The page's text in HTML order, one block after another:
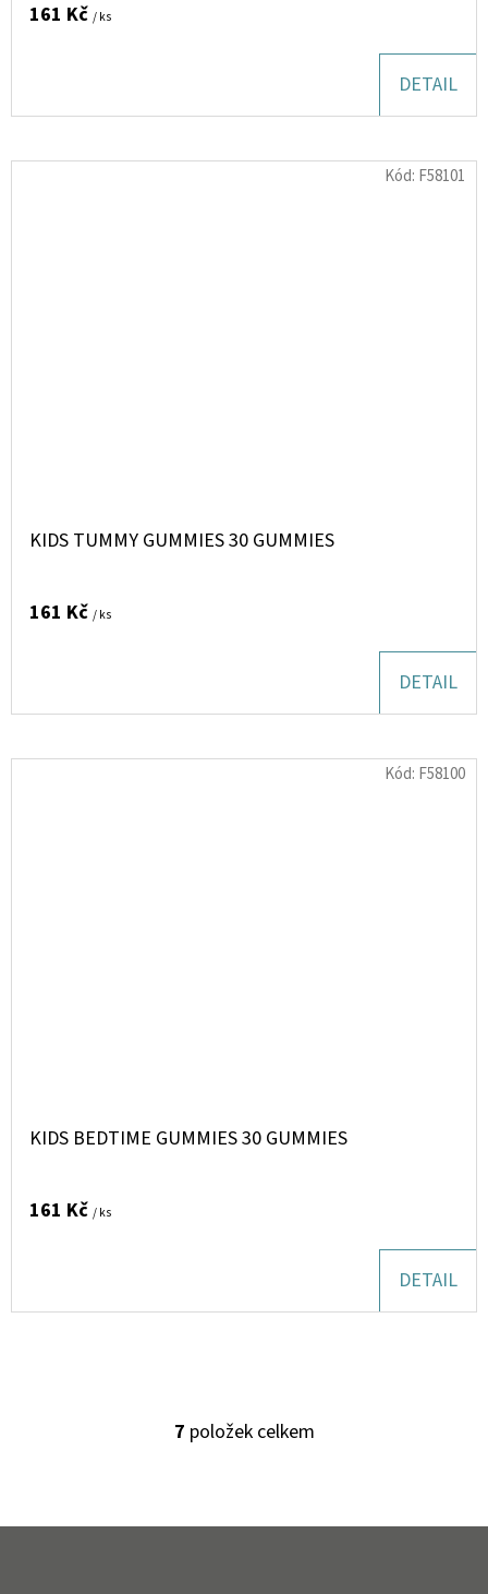
161 Kč / ks
DETAIL
KIDS TUMMY GUMMIES 30 GUMMIES
161 Kč / ks
DETAIL
Kód: F58101
KIDS BEDTIME GUMMIES 30 GUMMIES
161 Kč / ks
DETAIL
Kód: F58100
O
Á
7 položek celkem